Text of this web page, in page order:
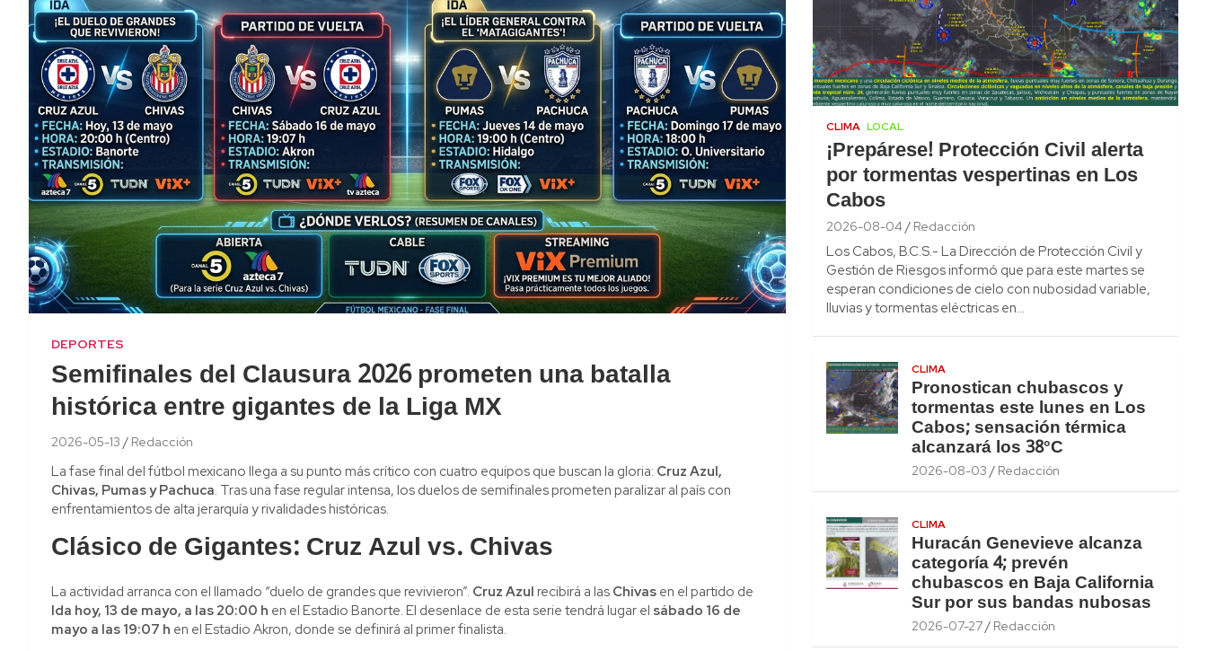
DEPORTES
Semifinales del Clausura 2026 prometen una batalla
histórica entre gigantes de la Liga MX
2026-05-13 Redacción
La fase final del fútbol mexicano llega a su punto más crítico con cuatro equipos que buscan la gloria: Cruz Azul,
Chivas, Pumas y Pachuca. Tras una fase regular intensa, los duelos de semifinales prometen paralizar al país con
enfrentamientos de alta jerarquía y rivalidades históricas.
Clásico de Gigantes: Cruz Azul vs. Chivas
La actividad arranca con el llamado “duelo de grandes que revivieron”. Cruz Azul recibirá a las Chivas en el partido de
Ida hoy, 13 de mayo, a las 20:00 h en el Estadio Banorte. El desenlace de esta serie tendrá lugar el sábado 16 de
mayo a las 19:07 h en el Estadio Akron, donde se definirá al primer finalista.
CLIMA LOCAL
¡Prepárese! Protección Civil alerta
por tormentas vespertinas en Los
Cabos
2026-08-04 Redacción
Los Cabos, B.C.S.- La Dirección de Protección Civil y
Gestión de Riesgos informó que para este martes se
esperan condiciones de cielo con nubosidad variable,
lluvias y tormentas eléctricas en…
CLIMA
Pronostican chubascos y
tormentas este lunes en Los
Cabos; sensación térmica
alcanzará los 38°C
2026-08-03 Redacción
CLIMA
Huracán Genevieve alcanza
categoría 4; prevén
chubascos en Baja California
Sur por sus bandas nubosas
2026-07-27 Redacción